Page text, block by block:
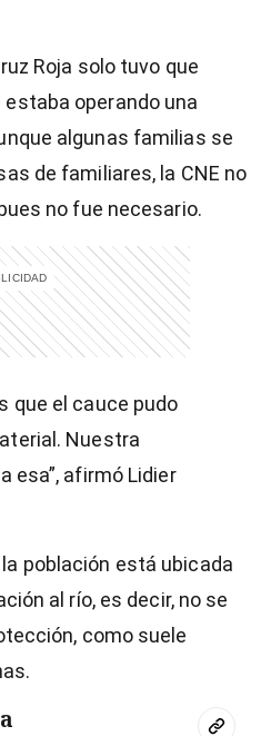
Roja solo tuvo que
operando una
algunas familias se
de familiares, la CNE no
no fue necesario.
que el cauce pudo
Nuestra
esa”, afirmó Lidier
población está ubicada
al río, es decir, no se
como suele